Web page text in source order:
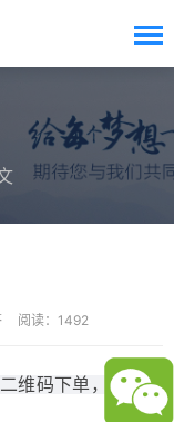
阅读：1492
维码下单，选择所